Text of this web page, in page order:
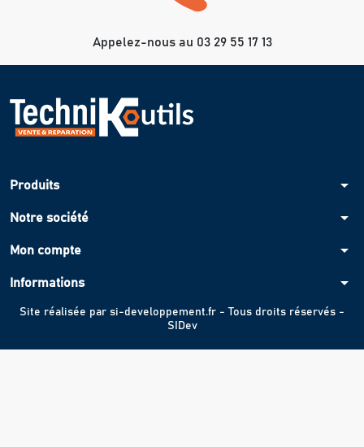
Appelez-nous au 03 29 55 17 13
Produits arrow_drop_down
Notre société arrow_drop_down
Mon compte arrow_drop_down
Informations arrow_drop_down
Site réalisée par si-developpement.fr - Tous droits réservés -
SIDev